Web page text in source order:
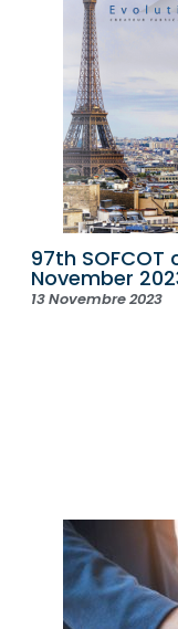
97th SOFCOT
November
13 Novembre 2023